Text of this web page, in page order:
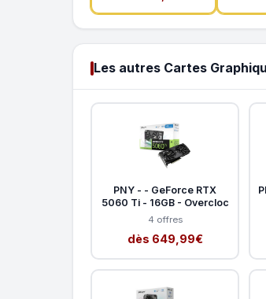
Les autres Cartes
PNY - - GeForce RTX
5060 Ti - 16GB - Overcloc
4 offres
dès 649,99€